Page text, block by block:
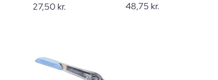
27,50 kr.
48,75 kr.